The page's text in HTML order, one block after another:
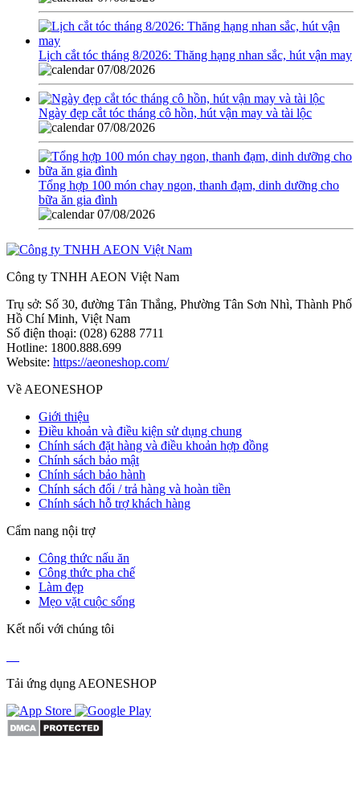
Lịch cắt tóc tháng 8/2026: Thăng hạng nhan sắc, hút vận may
07/08/2026
Ngày đẹp cắt tóc tháng cô hồn, hút vận may và tài lộc
07/08/2026
Tổng hợp 100 món chay ngon, thanh đạm, dinh dưỡng cho
bữa ăn gia đình
07/08/2026
Công ty TNHH AEON Việt Nam
Trụ sở: Số 30, đường Tân Thắng, Phường Tân Sơn Nhì, Thành Phố
Hồ Chí Minh, Việt Nam
Số điện thoại: (028) 6288 7711
Hotline: 1800.888.699
Website: https://aeoneshop.com/
Về AEONESHOP
Giới thiệu
Điều khoản và điều kiện sử dụng chung
Chính sách đặt hàng và điều khoản hợp đồng
Chính sách bảo mật
Chính sách bảo hành
Chính sách đổi / trả hàng và hoàn tiền
Chính sách hỗ trợ khách hàng
Cẩm nang nội trợ
Công thức nấu ăn
Công thức pha chế
Làm đẹp
Mẹo vặt cuộc sống
Kết nối với chúng tôi
Tải ứng dụng AEONESHOP